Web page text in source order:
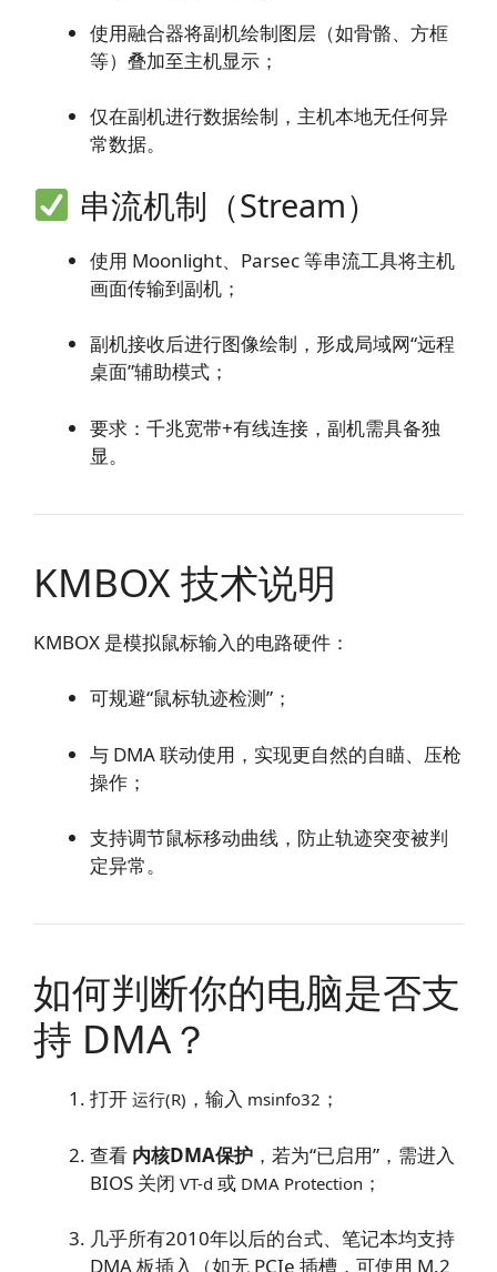
使用融合器将副机绘制图层（如骨骼、方框
等）叠加至主机显示；
仅在副机进行数据绘制，主机本地无任何异
常数据。
串流机制（Stream）
使用 Moonlight、Parsec 等串流工具将主机
画面传输到副机；
副机接收后进行图像绘制，形成局域网“远程
桌面”辅助模式；
要求：千兆宽带+有线连接，副机需具备独
显。
KMBOX 技术说明
KMBOX 是模拟鼠标输入的电路硬件：
可规避“鼠标轨迹检测”；
与 DMA 联动使用，实现更自然的自瞄、压枪
操作；
支持调节鼠标移动曲线，防止轨迹突变被判
定异常。
如何判断你的电脑是否支
持 DMA？
打开 运行(R) ，输入 msinfo32 ；
查看 内核DMA保护 ，若为“已启用”，需进入
BIOS 关闭 VT-d 或 DMA Protection ；
几乎所有2010年以后的台式、笔记本均支持
DMA 板插入（如无 PCIe 插槽，可使用 M.2